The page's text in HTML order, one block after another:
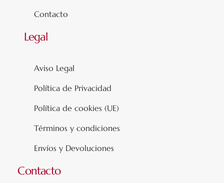
Contacto
Legal
Aviso Legal
Política de Privacidad
Política de cookies (UE)
Términos y condiciones
Envíos y Devoluciones
Contacto